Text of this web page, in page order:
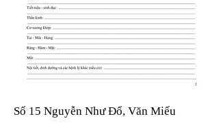
Số 15 Nguyễn Như Đổ, Văn Miếu